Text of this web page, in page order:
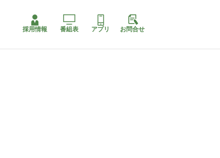
採用情報 番組表 アプリ お問合せ